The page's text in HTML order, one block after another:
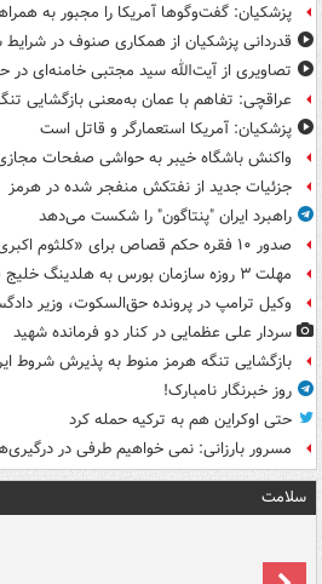
پزشکیان: گفت‌وگوها آمریکا را مجبور به
قدردانی پزشکیان از همکاری صنوف در
تصاویری از آیت‌الله سید مجتبی خامنه‌ای در
عراقچی: تفاهم با عمان به‌معنی بازگشایی
پزشکیان: آمریکا استعمارگر و قاتل است
واکنش باشگاه خیبر به حواشی صفحات
جزئیات جدید از نفتکش منفجر شده در هرمز
راهبرد ایران "پنتاگون" را شکست می‌دهد
صدور ۱۰ فقره حکم قصاص برای «کلثوم اکبری»
مهلت ۳ روزه سازمان بورس به هلدینگ خلیج فارس
وکیل ترامپ در پرونده حق‌السکوت، وزیر
سردار علی عظمایی در کنار دو فرمانده شهید
بازگشایی تنگه هرمز منوط به پذیرش شروط
روز خبرنگار نامبارک!
حتی اوکراین هم به ترکیه حمله کرد
مسرور بارزانی: نمی خواهیم طرفی در
سلامت